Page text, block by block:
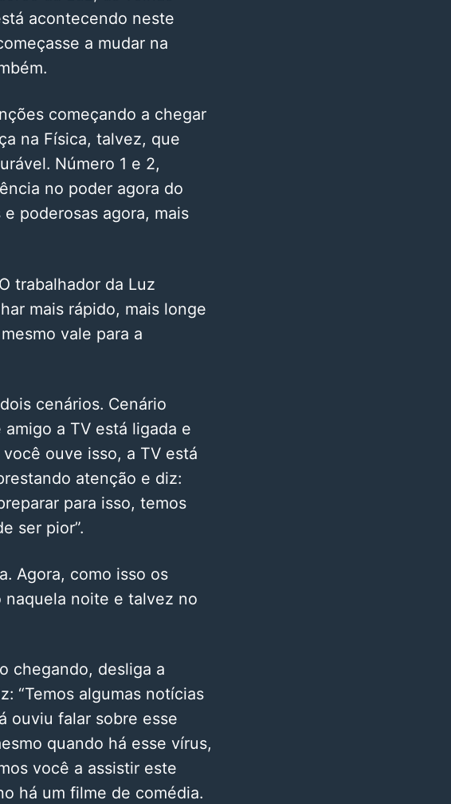
acontecendo neste
a mudar na
começando a chegar
na Física, talvez, que
Número 1 e 2,
no poder agora do
poderosas agora, mais
trabalhador da Luz
mais rápido, mais longe
vale para a
cenários. Cenário
a TV está ligada e
ouve isso, a TV está
atenção e diz:
para isso, temos
ser pior”.
Agora, como isso os
naquela noite e talvez no
chegando, desliga a
“Temos algumas notícias
ouviu falar sobre esse
quando há esse vírus,
você a assistir este
há um filme de comédia.